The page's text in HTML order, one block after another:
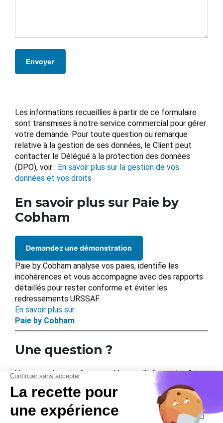
Les informations recueillies à partir de ce formulaire
sont transmises à notre service commercial pour gérer
votre demande. Pour toute question ou remarque
relative à la gestion de ses données, le Client peut
contacter le Délégué à la protection des données
(DPO), voir : En savoir plus sur la gestion de vos
données et vos droits
En savoir plus sur Paie by
Cobham
Demandez une démonstration
Paie by Cobham analyse vos paies, identifie les
incohérences et vous accompagne avec des rapports
détaillés pour rester conforme et éviter les
redressements URSSAF.
En savoir plus sur
Paie by Cobham
Une question ?
Vous avez besoin d’un complément d’information ?
Posez votre question et nous vous répondrons
rapidement.
Contactez-nous